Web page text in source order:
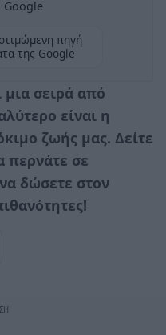
Google
πηγή
της Google
μια σειρά από
είναι η
ζωής μας. Δείτε
περνάτε σε
δώσετε στον